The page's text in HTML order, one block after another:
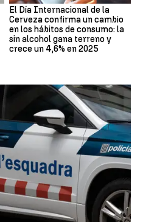
El Día Internacional de la
Cerveza confirma un cambio
en los hábitos de consumo: la
sin alcohol gana terreno y
crece un 4,6% en 2025